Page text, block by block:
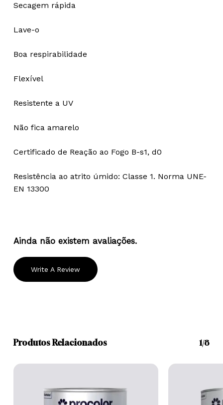
Secagem rápida
Lave-o
Boa respirabilidade
Flexível
Resistente a UV
Não fica amarelo
Certificado de Reação ao Fogo B-s1, d0
Resistência ao atrito úmido: Classe 1. Norma UNE-
EN 13300
Ainda não existem avaliações.
Write A Review
Produtos Relacionados 1/8